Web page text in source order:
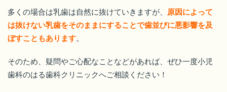
多くの場合は乳歯は自然に抜けていきますが、
原因によって
は抜けない乳歯をそのままにすることで歯並びに悪影響を及
ぼすこともあります。
そのため、疑問やご心配なことなどがあれば、ぜひ一度小児
歯科のはる歯科クリニックへご相談ください！